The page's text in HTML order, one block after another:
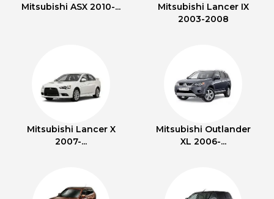
Mitsubishi ASX 2010-...
Mitsubishi Lancer IX
2003-2008
Mitsubishi Lancer X
2007-...
Mitsubishi Outlander
XL 2006-...